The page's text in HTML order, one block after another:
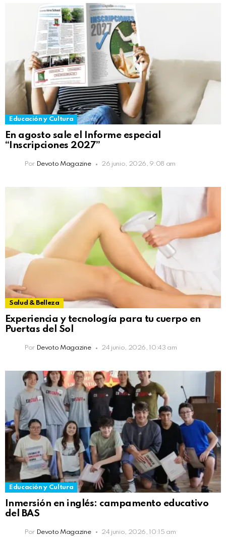
Educación y Cultura
En agosto sale el Informe especial
“Inscripciones 2027”
Por Devoto Magazine 26 junio, 2026, 9:08 am
Salud & Belleza
Experiencia y tecnología para tu cuerpo en
Puertas del Sol
Por Devoto Magazine 24 junio, 2026, 10:43 am
Educación y Cultura
Inmersión en inglés: campamento educativo
del BAS
Por Devoto Magazine 24 junio, 2026, 10:15 am